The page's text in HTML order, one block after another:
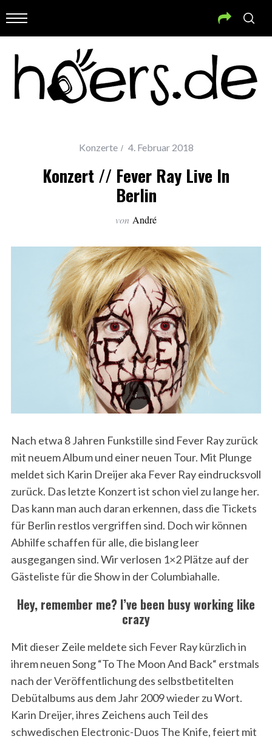
Konzerte 4. Februar 2018
Konzert // Fever Ray Live In
Berlin
von André
Nach etwa 8 Jahren Funkstille sind Fever Ray zurück
mit neuem Album und einer neuen Tour. Mit Plunge
meldet sich Karin Dreijer aka Fever Ray eindrucksvoll
zurück. Das letzte Konzert ist schon viel zu lange her.
Das kann man auch daran erkennen, dass die Tickets
für Berlin restlos vergriffen sind. Doch wir können
Abhilfe schaffen für alle, die bislang leer
ausgegangen sind. Wir verlosen 1×2 Plätze auf der
Gästeliste für die Show in der Columbiahalle.
Hey, remember me? I’ve been busy working like
crazy
Mit dieser Zeile meldete sich Fever Ray kürzlich in
ihrem neuen Song “To The Moon And Back“ erstmals
nach der Veröffentlichung des selbstbetitelten
Debütalbums aus dem Jahr 2009 wieder zu Wort.
Karin Dreijer, ihres Zeichens auch Teil des
schwedischen Electronic-Duos The Knife, feiert mit